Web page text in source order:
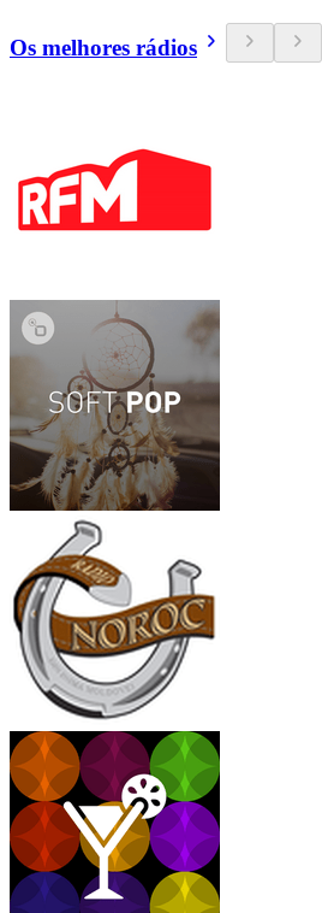
Os melhores rádios